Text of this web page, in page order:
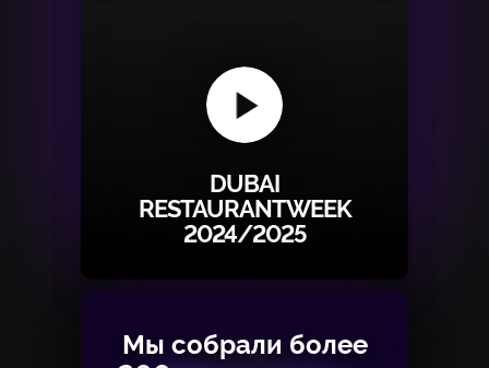
DUBAI
RESTAURANTWEEK
2024/2025
Мы собрали более
Мы собрали более